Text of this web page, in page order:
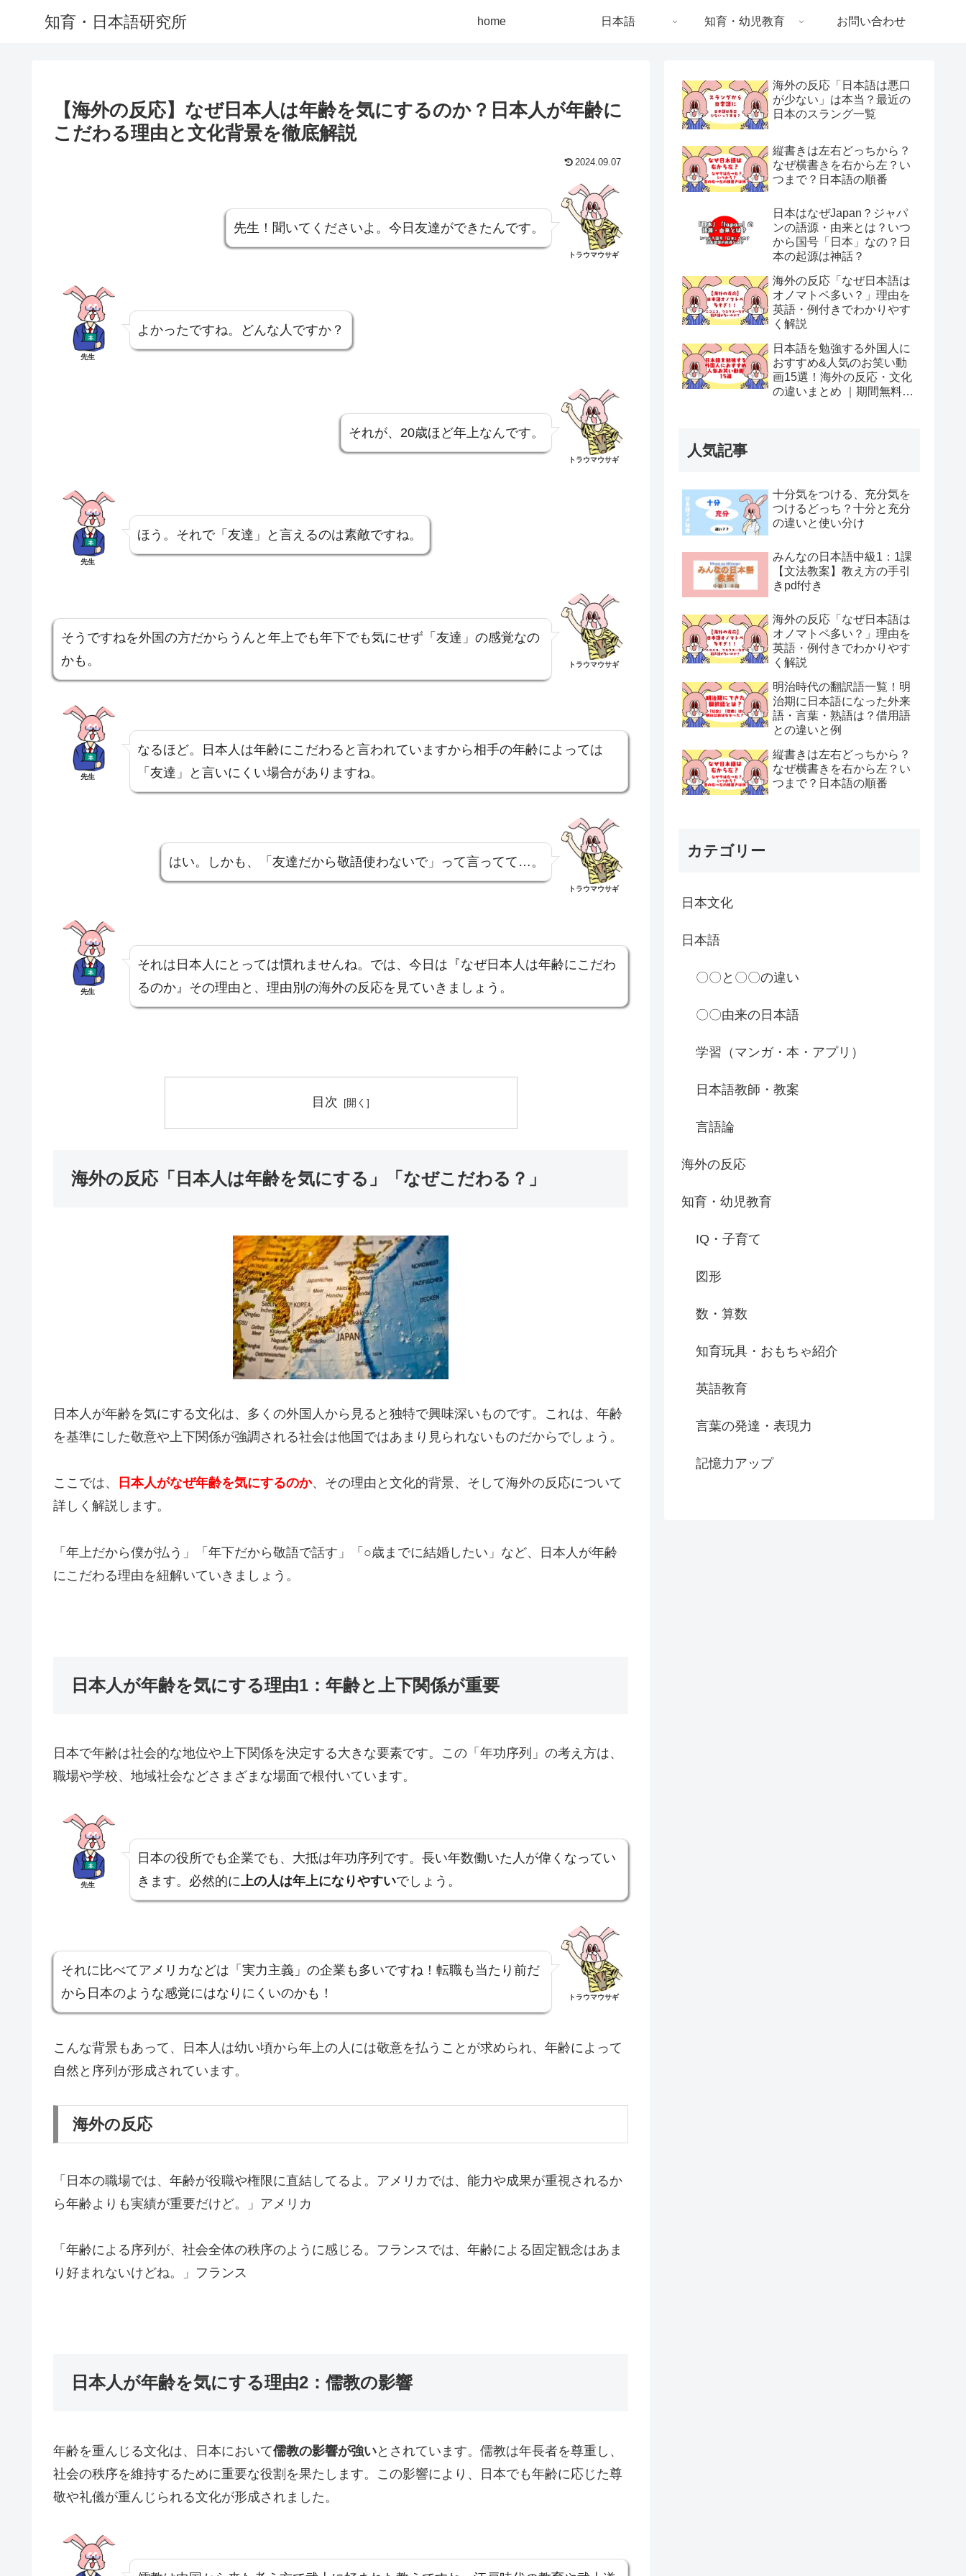
知育・日本語研究所 home 日本語 知育・幼児教育 お問い合わせ
【海外の反応】なぜ日本人は年齢を気にするのか？日本人が年齢に
こだわる理由と文化背景を徹底解説
2024.09.07
先生！聞いてくださいよ。今日友達ができたんです。
トラウマウサギ
先生
よかったですね。どんな人ですか？
それが、20歳ほど年上なんです。
トラウマウサギ
先生
ほう。それで「友達」と言えるのは素敵ですね。
そうですねを外国の方だからうんと年上でも年下でも気にせず「友達」の感覚なの
かも。
トラウマウサギ
先生
なるほど。日本人は年齢にこだわると言われていますから相手の年齢によっては
「友達」と言いにくい場合がありますね。
はい。しかも、「友達だから敬語使わないで」って言ってて…。
トラウマウサギ
先生
それは日本人にとっては慣れませんね。では、今日は『なぜ日本人は年齢にこだわ
るのか』その理由と、理由別の海外の反応を見ていきましょう。
目次
海外の反応「日本人は年齢を気にする」「なぜこだわる？」
日本人が年齢を気にする文化は、多くの外国人から見ると独特で興味深いものです。これは、年齢
を基準にした敬意や上下関係が強調される社会は他国ではあまり見られないものだからでしょう。
ここでは、 日本人がなぜ年齢を気にするのか、その理由と文化的背景、そして海外の反応について
詳しく解説します。
「年上だから僕が払う」「年下だから敬語で話す」「○歳までに結婚したい」など、日本人が年齢
にこだわる理由を紐解いていきましょう。
日本人が年齢を気にする理由1：年齢と上下関係が重要
日本で年齢は社会的な地位や上下関係を決定する大きな要素です。この「年功序列」の考え方は、
職場や学校、地域社会などさまざまな場面で根付いています。
先生
日本の役所でも企業でも、大抵は年功序列です。長い年数働いた人が偉くなってい
きます。必然的に 上の人は年上になりやすいでしょう。
それに比べてアメリカなどは「実力主義」の企業も多いですね！転職も当たり前だ
から日本のような感覚にはなりにくいのかも！
トラウマウサギ
こんな背景もあって、日本人は幼い頃から年上の人には敬意を払うことが求められ、年齢によって
自然と序列が形成されています。
海外の反応
「日本の職場では、年齢が役職や権限に直結してるよ。アメリカでは、能力や成果が重視されるか
ら年齢よりも実績が重要だけど。」アメリカ
「年齢による序列が、社会全体の秩序のように感じる。フランスでは、年齢による固定観念はあま
り好まれないけどね。」フランス
日本人が年齢を気にする理由2：儒教の影響
年齢を重んじる文化は、日本において儒教の影響が強いとされています。儒教は年長者を尊重し、
社会の秩序を維持するために重要な役割を果たします。この影響により、日本でも年齢に応じた尊
敬や礼儀が重んじられる文化が形成されました。
海外の反応「日本語は悪口
が少ない」は本当？最近の
日本のスラング一覧
縦書きは左右どっちから？
なぜ横書きを右から左？い
つまで？日本語の順番
日本はなぜJapan？ジャパ
ンの語源・由来とは？いつ
から国号「日本」なの？日
本の起源は神話？
海外の反応「なぜ日本語は
オノマトペ多い？」理由を
英語・例付きでわかりやす
く解説
日本語を勉強する外国人に
おすすめ&人気のお笑い動
画15選！海外の反応・文化
の違いまとめ ｜期間無料の
人気記事
十分気をつける、充分気を
つけるどっち？十分と充分
の違いと使い分け
みんなの日本語中級1：1課
【文法教案】教え方の手引
きpdf付き
海外の反応「なぜ日本語は
オノマトペ多い？」理由を
英語・例付きでわかりやす
く解説
明治時代の翻訳語一覧！明
治期に日本語になった外来
語・言葉・熟語は？借用語
との違いと例
縦書きは左右どっちから？
なぜ横書きを右から左？い
つまで？日本語の順番
カテゴリー
日本文化
日本語
〇〇と〇〇の違い
〇〇由来の日本語
学習（マンガ・本・アプリ）
日本語教師・教案
言語論
海外の反応
知育・幼児教育
IQ・子育て
図形
数・算数
知育玩具・おもちゃ紹介
英語教育
言葉の発達・表現力
記憶力アップ